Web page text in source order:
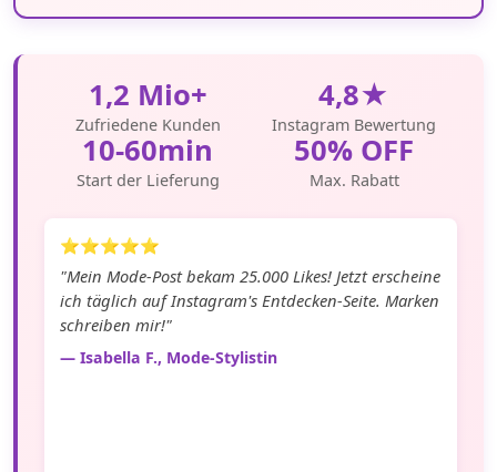
1,2 Mio+
Zufriedene Kunden
4,8★
Instagram Bewertung
10-60min
Start der Lieferung
50% OFF
Max. Rabatt
⭐⭐⭐⭐⭐
"Mein Mode-Post bekam 25.000 Likes! Jetzt erscheine
ich täglich auf Instagram's Entdecken-Seite. Marken
schreiben mir!"
— Isabella F., Mode-Stylistin